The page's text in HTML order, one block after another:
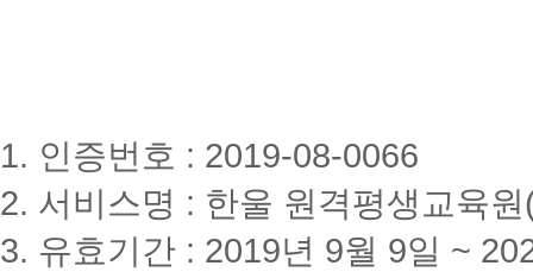
1. 인증번호 : 2019-08-0066
2. 서비스명 : 한울 원격평생교육
3. 유효기간 : 2019년 9월 9일 ~